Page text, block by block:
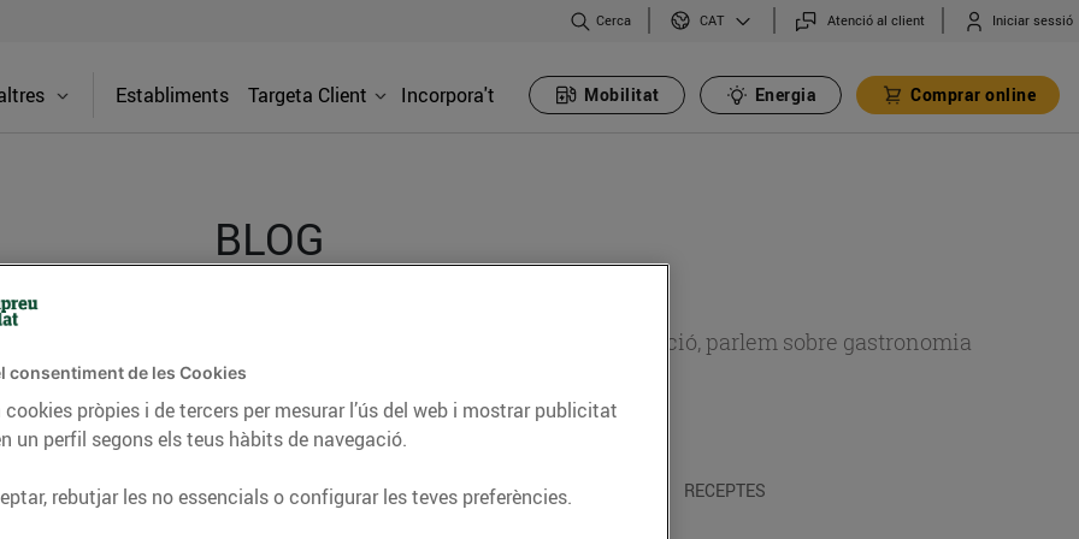
Cerca CAT Atenció al client Iniciar sessió
Establiments Targeta Client Incorpora't Mobilitat Energia Comprar online
BLOG
consells nutricionals, informació d’actualitat sobre alimentació, parlem sobre gastronomia
del nostre territori i molts altres temes.
CONSELLS I HÀBITS SALUDABLES ENERGIA GASTRONOMIA I TRADICIONS RECEPTES
consentiment de les Cookies
pròpies i de tercers per mesurar l’ús del web i mostrar publicitat
un perfil segons els teus hàbits de navegació.
rebutjar les no essencials o configurar les teves preferències.